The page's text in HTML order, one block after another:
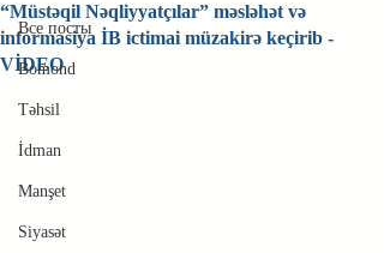
Все посты
Bomond
Təhsil
İdman
Manşet
Siyasət
“Müstəqil Nəqliyyatçılar” məsləhət və
informasiya İB ictimai müzakirə keçirib -
VİDEO